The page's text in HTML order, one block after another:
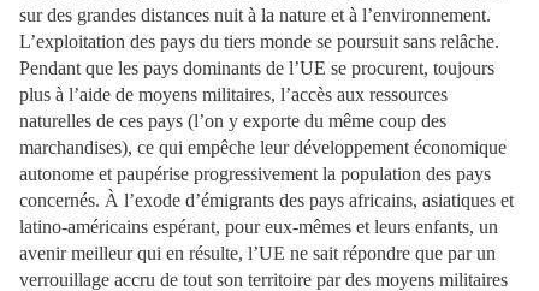
sur des grandes distances nuit à la nature et à l’environnement.
L’exploitation des pays du tiers monde se poursuit sans relâche.
Pendant que les pays dominants de l’UE se procurent, toujours
plus à l’aide de moyens militaires, l’accès aux ressources
naturelles de ces pays (l’on y exporte du même coup des
marchandises), ce qui empêche leur développement économique
autonome et paupérise progressivement la population des pays
concernés. À l’exode d’émigrants des pays africains, asiatiques et
latino-américains espérant, pour eux-mêmes et leurs enfants, un
avenir meilleur qui en résulte, l’UE ne sait répondre que par un
verrouillage accru de tout son territoire par des moyens militaires